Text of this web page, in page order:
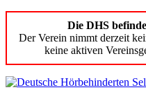
Die DHS
Der Verein nimmt derzeit
keine aktiven